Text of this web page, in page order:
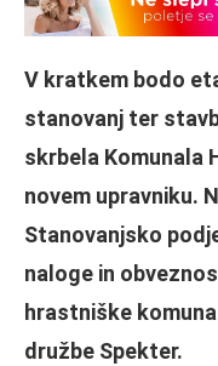
V kratkem bodo
stanovanj ter
skrbela Komunala
novem upravniku.
Stanovanjsko
naloge in
hrastniške
družbe Spekter.